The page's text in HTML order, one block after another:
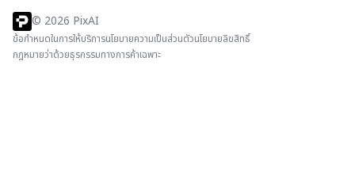
© 2026 PixAI
ข้อกำหนดในการให้บริการนโยบายความเป็นส่วนตัวนโยบายลิขสิทธิ์
กฎหมายว่าด้วยธุรกรรมทางการค้าเฉพาะ